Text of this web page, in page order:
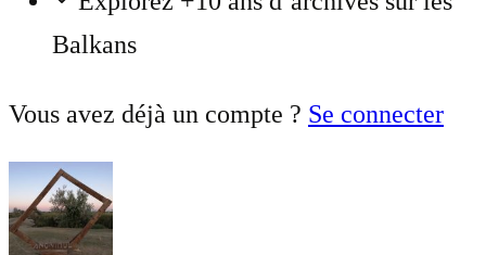
Balkans
Vous avez déjà un compte ? Se connecter